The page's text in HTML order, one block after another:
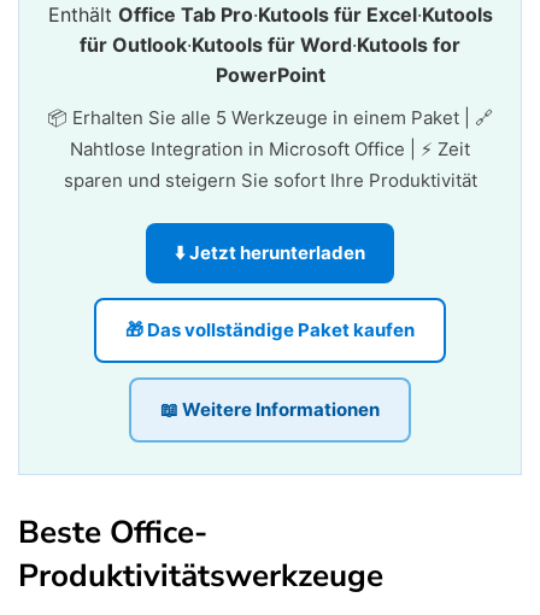
Enthält Office Tab Pro·Kutools für Excel·Kutools
für Outlook·Kutools für Word·Kutools for
PowerPoint
📦 Erhalten Sie alle 5 Werkzeuge in einem Paket | 🔗
Nahtlose Integration in Microsoft Office | ⚡ Zeit
sparen und steigern Sie sofort Ihre Produktivität
⬇️ Jetzt herunterladen
🎁 Das vollständige Paket kaufen
📖 Weitere Informationen
Beste Office-
Produktivitätswerkzeuge